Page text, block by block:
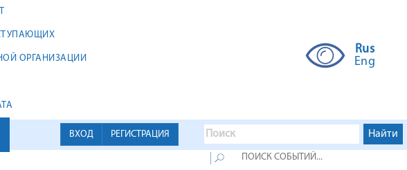
ОРГАНИЗАЦИИ
Rus
Eng
ВХОД РЕГИСТРАЦИЯ